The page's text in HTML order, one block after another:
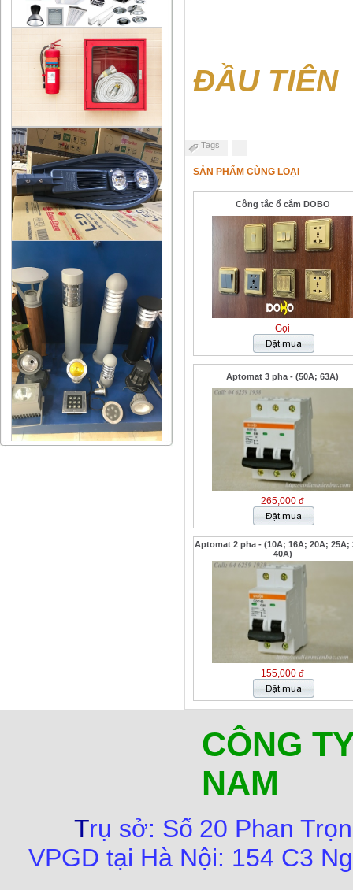
ĐẦU TIÊN
Tags
SẢN PHẨM CÙNG LOẠI
Công tắc ổ cắm DOBO
Gọi
Aptomat 3 pha - (50A; 63A)
265,000 đ
Aptomat 2 pha - (10A; 16A; 20A; 25A;
40A)
155,000 đ
CÔNG
NAM
Trụ sở: Số 20 Phan
VPGD tại Hà Nội: 154 C3